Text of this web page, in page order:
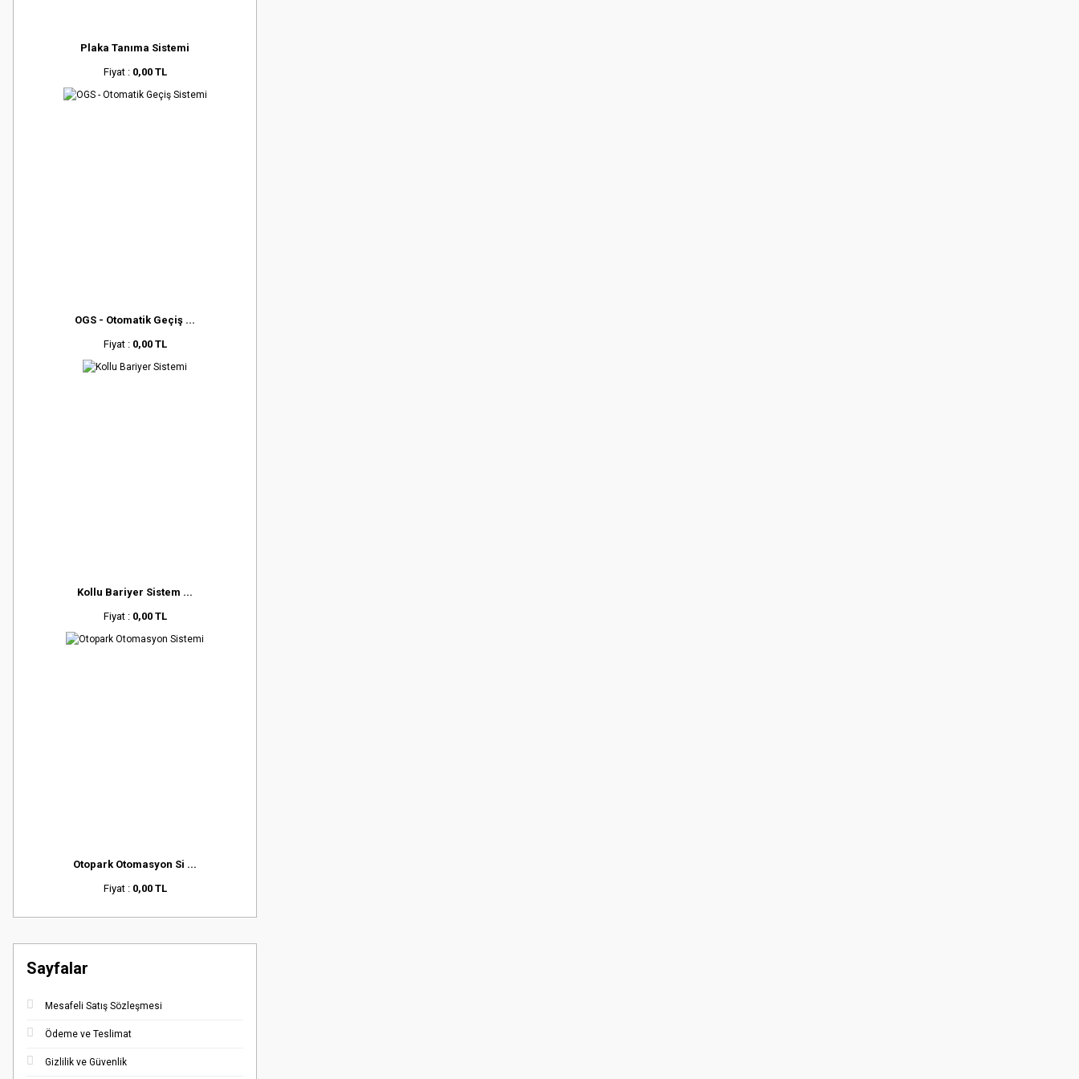
Plaka Tanıma Sistemi
Fiyat : 0,00 TL
OGS - Otomatik Geçiş ...
Fiyat : 0,00 TL
Kollu Bariyer Sistem ...
Fiyat : 0,00 TL
Otopark Otomasyon Si ...
Fiyat : 0,00 TL
Sayfalar
Mesafeli Satış Sözleşmesi
Ödeme ve Teslimat
Gizlilik ve Güvenlik